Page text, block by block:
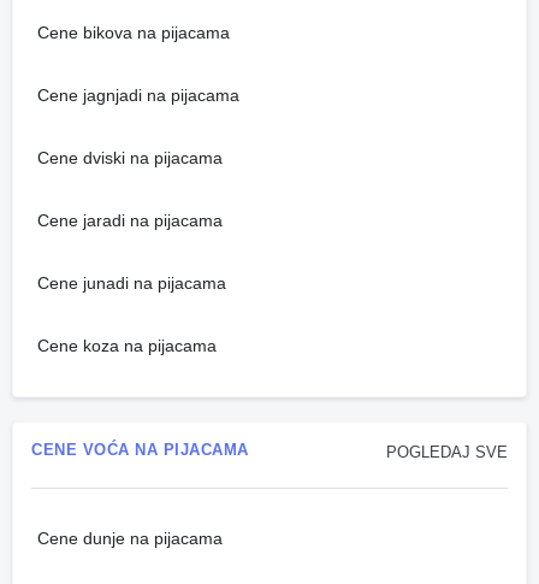
Cene bikova na pijacama
Cene jagnjadi na pijacama
Cene dviski na pijacama
Cene jaradi na pijacama
Cene junadi na pijacama
Cene koza na pijacama
POGLEDAJ SVE
CENE VOĆA NA PIJACAMA
Cene dunje na pijacama